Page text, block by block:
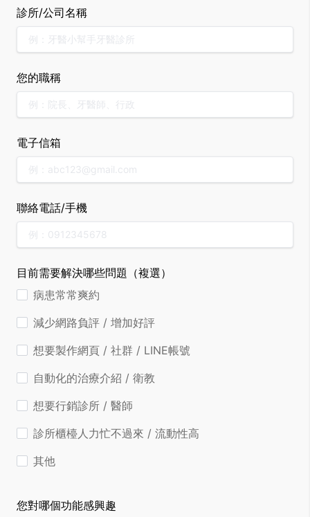
診所/公司名稱
您的職稱
電子信箱
聯絡電話/手機
目前需要解決哪些問題（複選）
病患常常爽約
減少網路負評 / 增加好評
想要製作網頁 / 社群 / LINE帳號
自動化的治療介紹 / 衛教
想要行銷診所 / 醫師
診所櫃檯人力忙不過來 / 流動性高
其他
您對哪個功能感興趣